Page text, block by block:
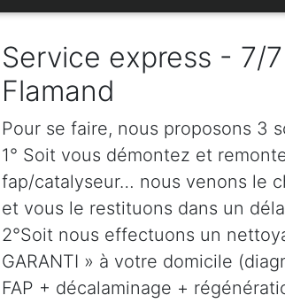
Service express - 7/
Flamand
Pour se faire, nous proposons 3
1° Soit vous démontez et
fap/catalyseur… nous venons le
et vous le restituons dans un
2°Soit nous effectuons un
GARANTI » à votre domicile
FAP + décalaminage +